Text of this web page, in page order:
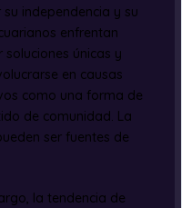
independencia y su
enfrentan
únicas y
en causas
como una forma de
de comunidad. La
ser fuentes de
la tendencia de